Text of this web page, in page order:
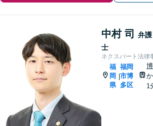
中村 司
弁護
士
ネクスパート法律
福
岡
県
|
福岡
市博
多区
1